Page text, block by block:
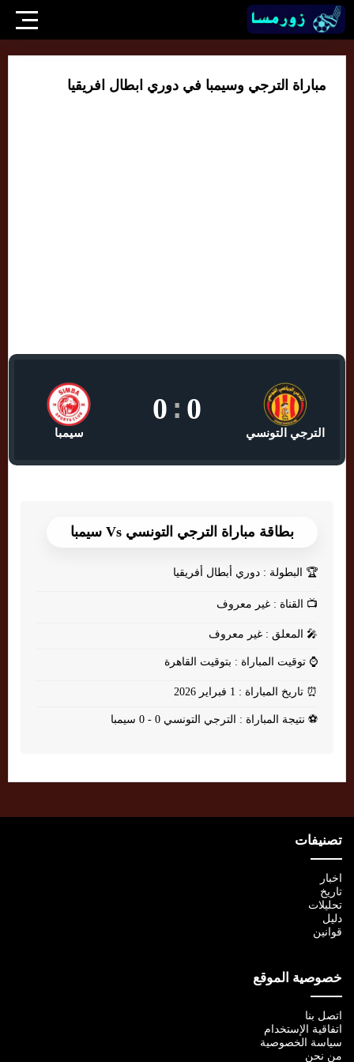
مباراة الترجي وسيمبا في دوري ابطال افريقيا
الترجي التونسي
0
:
0
سيمبا
بطاقة مباراة الترجي التونسي Vs سيمبا
🏆 البطولة : دوري أبطال أفريقيا
📺 القناة : غير معروف
🎤 المعلق : غير معروف
⌚ توقيت المباراة : بتوقيت القاهرة
⏰ تاريخ المباراة : 1 فبراير 2026
⚽ نتيجة المباراة : الترجي التونسي 0 - 0 سيمبا
تصنيفات
اخبار
تاريخ
تحليلات
دليل
قوانين
خصوصية الموقع
اتصل بنا
اتفاقية الإستخدام
سياسة الخصوصية
من نحن